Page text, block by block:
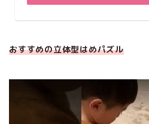
おすすめの立体型はめパズル